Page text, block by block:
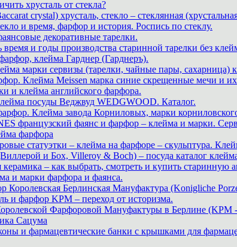
хрусталь от стекла?
crystal) хрусталь, стекло – стеклянная
и время, фарфор и история. Роспись по стеклу.
декоративные тарелки.
время и годы производства старинной тарелки без
клейма Гарднер (Гарднеръ).
марки сервизы (тарелки, чайные пары, сахарница)
Клейма Meissen марка синие скрещенные мечи и
и клейма английского фарфора.
посуды Веджвуд WEDGWOOD. Каталог.
Клейма завода Корниловых, марки
французский фаянс и фарфор – клейма и марки.
фарфора
статуэтки – клейма на фарфоре – скульптура.
и Бох, Villeroy & Boch) – посуда каталог
керамика – как выбрать, смотреть и купить
и марки фарфора и фаянса.
Королевская Берлинская Мануфактура (Konigliche
и фарфор KPM – переход от историзма.
Фарфоровой Мануфактуры в Берлине (KPM
Сацума
и фармацевтические банки с крышками для